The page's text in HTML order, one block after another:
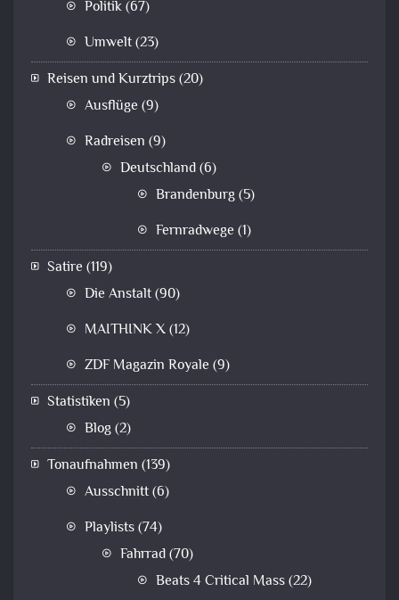
Politik(67)
Umwelt(23)
Reisen und Kurztrips(20)
Ausflüge (9)
Radreisen (9)
Deutschland(6)
Brandenburg(5)
Fernradwege (1)
Satire (119)
Die Anstalt(90)
MAITHINK X(12)
ZDF Magazin Royale (9)
Statistiken (5)
Blog(2)
Tonaufnahmen (139)
Ausschnitt(6)
Playlists(74)
Fahrrad(70)
Beats 4 Critical Mass(22)